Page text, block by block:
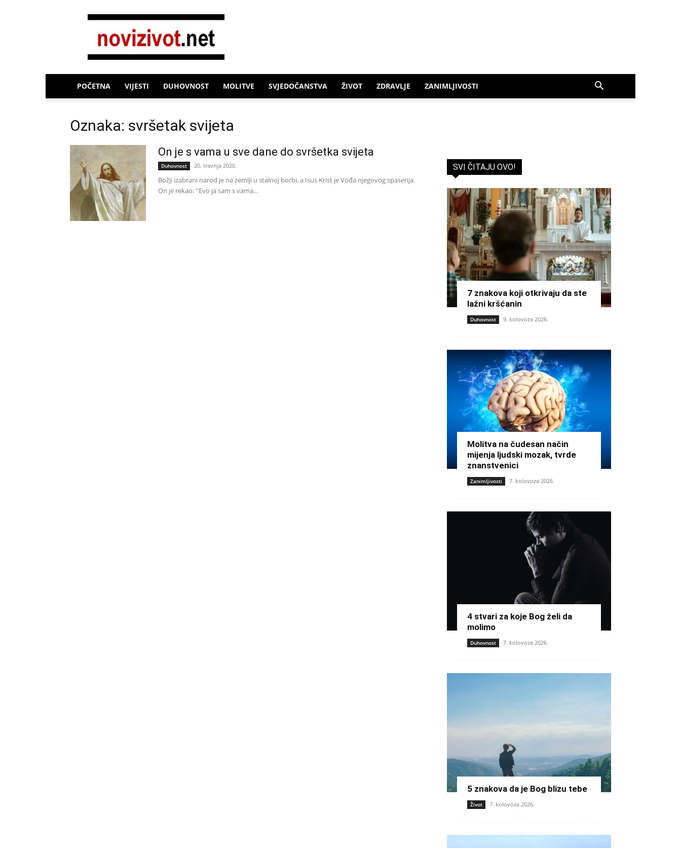
Novi
POČETNA VIJESTI DUHOVNOST MOLITVE SVJEDOČANSTVA ŽIVOT ZDRAVLJE ZANIMLJIVOSTI
Oznaka: svršetak svijeta
On je s vama u sve dane do svršetka svijeta
Duhovnost 20. travnja 2020.
Božji izabrani narod je na zemlji u stalnoj borbi, a Isus Krist je Vođa njegovog spasenja.
On je rekao: ''Evo ja sam s vama...
SVI ČITAJU OVO!
7 znakova koji otkrivaju da ste
lažni kršćanin
Duhovnost 9. kolovoza 2026.
Molitva na čudesan način
mijenja ljudski mozak, tvrde
znanstvenici
Zanimljivosti 7. kolovoza 2026.
4 stvari za koje Bog želi da
molimo
Duhovnost 7. kolovoza 2026.
5 znakova da je Bog blizu tebe
Život 7. kolovoza 2026.